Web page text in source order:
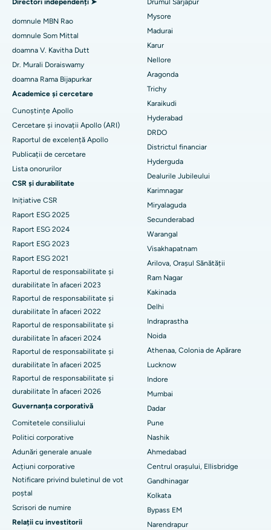
Găsește un psiholog
Găsiți un chirurg generalist
Cel mai bun spital din Bannerghatta Road, Bangalore
Cel mai bun spital din Unitatea 15, Bhubaneswar
Cel mai bun spital din Seepat Road, Bilaspur
Cel mai bun spital din Ellisbridge, Ahmedabad
Cel mai bun spital din DRDO, Hyderabad
Cel mai bun spital din GS Road, Guwahati
Cel mai bun spital din Hyderguda, Hyderabad
Cel mai bun spital din Vijay Nagar, Indore
Cel mai bun spital din Suryaraopeta Main Road, Kakinada
Cel mai bun spital din Canal Circular Road, Kolkata
Cel mai bun spital din CBD-ul Belapur, Navi Mumbai
Cel mai bun spital din Panchavati, Nashik
Cel mai bun spital din Secunderabad, Hyderabad
Cel mai bun spital din Seshadripuram, Bangalore
Cel mai bun spital din Waltair Main Road, Visakhapatnam
Cel mai bun spital din Subhash Nagar Road, Karimnagar
Cel mai bun spital din Managari, Karaikudi
Cel mai bun spital din Arepally, Warangal
Cel mai bun spital din colonia Arera, Bhopal
Cel mai bun spital din Jayanagar, Bangalore
Cel mai bun spital din KK Nagar, Madurai
Embolizarea arterelor uterine
Breast Cancer Surgery
brahiterapie
colonoscopia
polipectomie
Stimularea creierului profund
Dializa peritoneală
Biopsia rinichilor
Chirurgie citoreductivă
Înlocuire totală de genunchi din ceramică
ERCP
Directori independenți ➤
domnule MBN Rao
domnule Som Mittal
doamna V. Kavitha Dutt
Dr. Murali Doraiswamy
doamna Rama Bijapurkar
Academice și cercetare
Cunoștințe Apollo
Cercetare și inovații Apollo (ARI)
Raportul de excelență Apollo
Publicații de cercetare
Lista onorurilor
CSR și durabilitate
Inițiative CSR
Raport ESG 2025
Raport ESG 2024
Raport ESG 2023
Raport ESG 2021
Raportul de responsabilitate și
durabilitate în afaceri 2023
Raportul de responsabilitate și
durabilitate în afaceri 2022
Raportul de responsabilitate și
durabilitate în afaceri 2024
Raportul de responsabilitate și
durabilitate în afaceri 2025
Raportul de responsabilitate și
durabilitate în afaceri 2026
Guvernanța corporativă
Comitetele consiliului
Politici corporative
Adunări generale anuale
Acțiuni corporative
Notificare privind buletinul de vot
poștal
Scrisori de numire
Relații cu investitorii
Drumul Sarjapur
Mysore
Madurai
Karur
Nellore
Aragonda
Trichy
Karaikudi
Hyderabad
DRDO
Districtul financiar
Hyderguda
Dealurile Jubileului
Karimnagar
Miryalaguda
Secunderabad
Warangal
Visakhapatnam
Arilova, Orașul Sănătății
Ram Nagar
Kakinada
Delhi
Indraprastha
Noida
Athenaa, Colonia de Apărare
Lucknow
Indore
Mumbai
Dadar
Pune
Nashik
Ahmedabad
Centrul orașului, Ellisbridge
Gandhinagar
Kolkata
Bypass EM
Narendrapur